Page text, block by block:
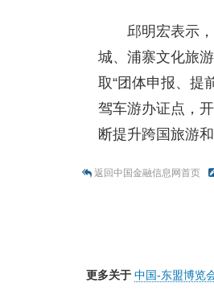
邱明宏表示
城、浦寨文化旅
取“团体申报、提
驾车游办证点，
断提升跨国旅游
返回中国金融信息网首页
更多关于 中国-东盟博览